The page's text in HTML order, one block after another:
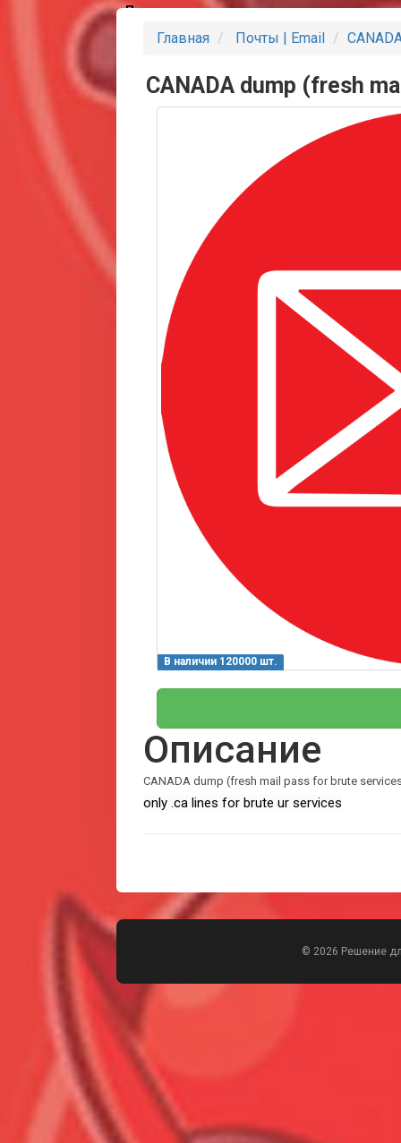
Партнеры
Главная Почты | Email
CANADA dump (fresh
В наличии 120000 шт.
Описание
CANADA dump (fresh mail pass for brute
only .ca lines for brute ur services
© 2026 Решение